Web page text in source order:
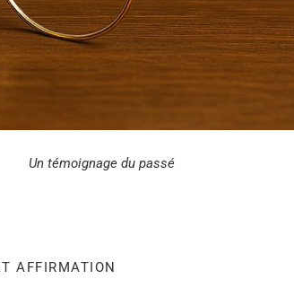
Un témoignage du passé
AFFIRMATION